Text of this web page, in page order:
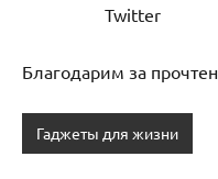
Twitter
Благодарим за
Гаджеты для жизни